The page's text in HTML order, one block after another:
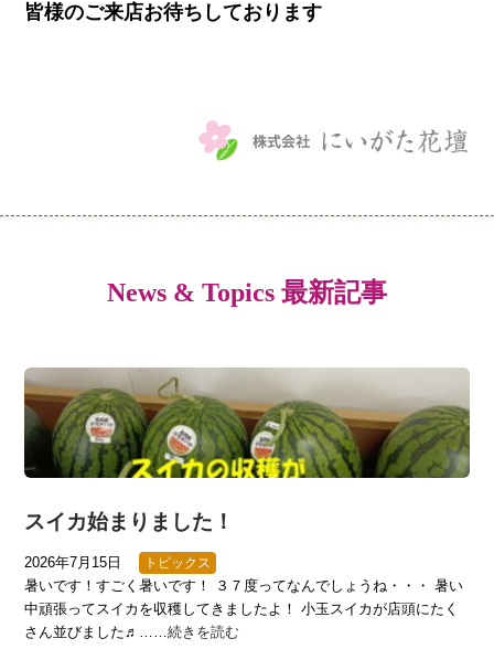
皆様のご来店お待ちしております
News & Topics 最新記事
スイカ始まりました！
2026年7月15日 トピックス
暑いです！すごく暑いです！ ３７度ってなんでしょうね・・・ 暑い
中頑張ってスイカを収穫してきましたよ！ 小玉スイカが店頭にたく
さん並びました♬……続きを読む